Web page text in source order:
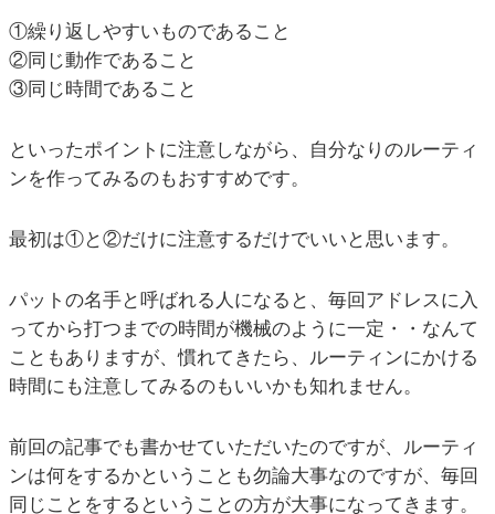
①繰り返しやすいものであること
②同じ動作であること
③同じ時間であること
といったポイントに注意しながら、自分なりのルーティ
ンを作ってみるのもおすすめです。
最初は①と②だけに注意するだけでいいと思います。
パットの名手と呼ばれる人になると、毎回アドレスに入
ってから打つまでの時間が機械のように一定・・なんて
こともありますが、慣れてきたら、ルーティンにかける
時間にも注意してみるのもいいかも知れません。
前回の記事でも書かせていただいたのですが、ルーティ
ンは何をするかということも勿論大事なのですが、毎回
同じことをするということの方が大事になってきます。